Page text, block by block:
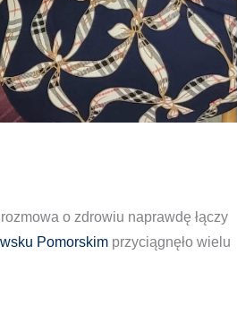
o zdrowiu naprawdę łączy
Pomorskim przyciągnęło wielu